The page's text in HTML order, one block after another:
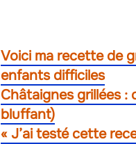
Voici ma recette de
enfants difficiles
Châtaignes grillées
bluffant)
« J’ai testé cette